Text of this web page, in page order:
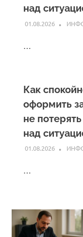
фотонад
01.08.2026 INFO
Как
оформить
не
над
01.08.2026 INFO
…